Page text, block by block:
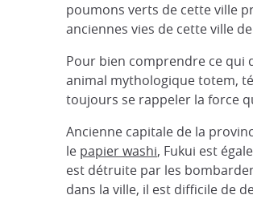
poumons verts de cette ville
anciennes vies de cette ville
Pour bien comprendre ce qui
animal mythologique totem,
toujours se rappeler la force
Ancienne capitale de la
le papier washi, Fukui est
est détruite par les
dans la ville, il est difficile de